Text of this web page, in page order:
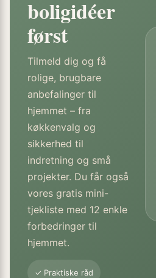
boligidéer
først
Tilmeld dig og få
rolige, brugbare
anbefalinger til
hjemmet – fra
køkkenvalg og
sikkerhed til
indretning og små
projekter. Du får også
vores gratis mini-
tjekliste med 12 enkle
forbedringer til
hjemmet.
✓ Praktiske råd